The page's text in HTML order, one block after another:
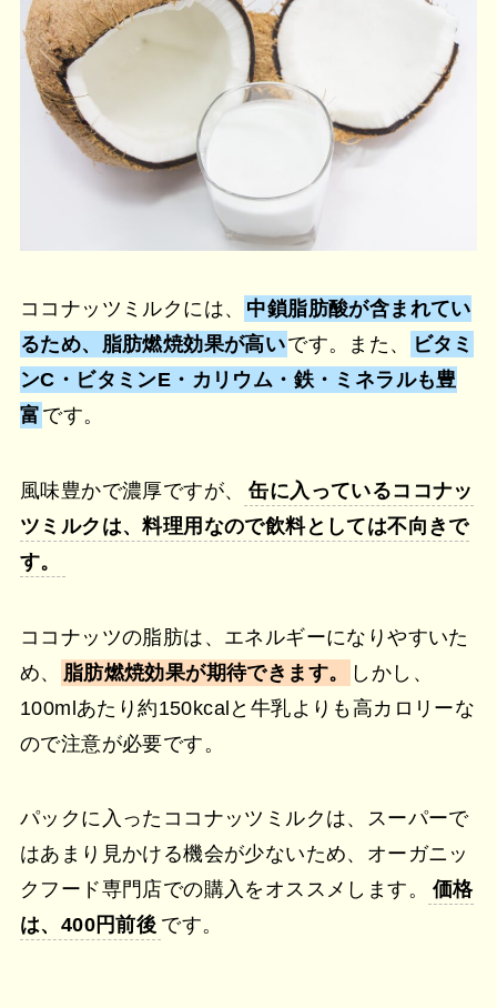
ココナッツミルクには、
中鎖脂肪酸が含まれてい
るため、脂肪燃焼効果が高いです。また、
ビタミ
ンC・ビタミンE・カリウム・鉄・ミネラルも豊
富 です。
風味豊かで濃厚ですが、
缶に入っているココナッ
ツミルクは、料理用なので飲料としては不向きで
す。
ココナッツの脂肪は、エネルギーになりやすいた
め、
脂肪燃焼効果が期待できます。
しかし、
100mlあたり約150kcalと牛乳よりも高カロリーな
ので注意が必要です。
パックに入ったココナッツミルクは、スーパーで
はあまり見かける機会が少ないため、オーガニッ
クフード専門店での購入をオススメします。
価格
は、400円前後 です。